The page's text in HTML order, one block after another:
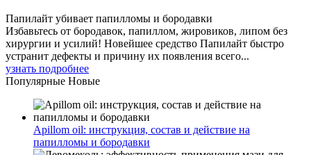
Папилайт убивает папилломы и бородавки
Избавьтесь от бородавок, папиллом, жировиков, липом без
хирургии и усилий! Новейшее средство Папилайт быстро
устранит дефекты и причину их появления всего...
узнать подробнее
Популярные Новые
Apillom oil: инструкция, состав и действие на
папилломы и бородавки